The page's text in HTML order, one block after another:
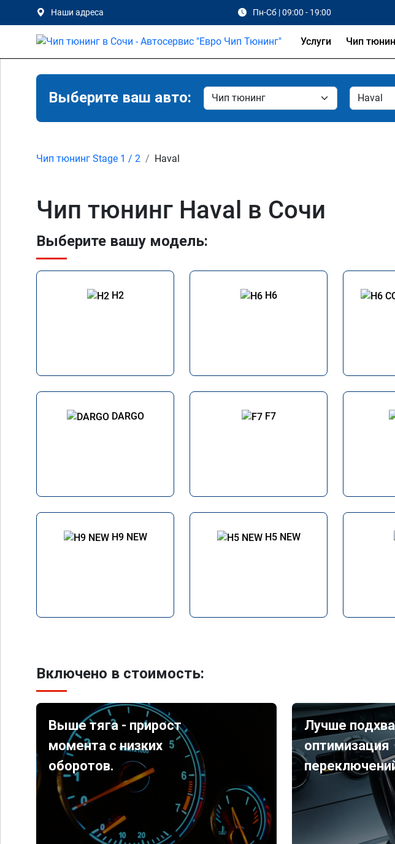
Наши адреса Пн-Сб | 09:00 - 19:00
Услуги Чип
Выберите ваш авто:
Чип тюнинг Stage 1 / 2 Haval
Чип тюнинг Haval в Сочи
Выберите вашу модель:
H2 H6
DARGO F7
H9 NEW H5 NEW
Включено в стоимость:
Выше тяга - прирост
момента с низких
оборотов.
Лучше
оптимизация